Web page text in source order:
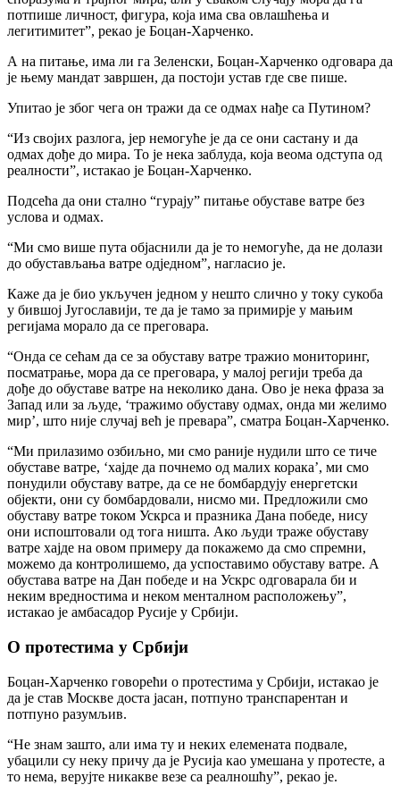
потпише личност, фигура, која има сва овлашћења и
легитимитет”, рекао је Боцан-Харченко.
А на питање, има ли га Зеленски, Боцан-Харченко одговара да
је њему мандат завршен, да постоји устав где све пише.
Упитао је због чега он тражи да се одмах нађе са Путином?
“Из својих разлога, јер немогуће је да се они састану и да
одмах дође до мира. То је нека заблуда, која веома одступа од
реалности”, истакао је Боцан-Харченко.
Подсећа да они стално “гурају” питање обуставе ватре без
услова и одмах.
“Ми смо више пута објаснили да је то немогуће, да не долази
до обустављања ватре одједном”, нагласио је.
Каже да је био укључен једном у нешто слично у току сукоба
у бившој Југославији, те да је тамо за примирје у мањим
регијама морало да се преговара.
“Онда се сећам да се за обуставу ватре тражио мониторинг,
посматрање, мора да се преговара, у малој регији треба да
дође до обуставе ватре на неколико дана. Ово је нека фраза за
Запад или за људе, ‘тражимо обуставу одмах, онда ми желимо
мир’, што није случај већ је превара”, сматра Боцан-Харченко.
“Ми прилазимо озбиљно, ми смо раније нудили што се тиче
обуставе ватре, ‘хајде да почнемо од малих корака’, ми смо
понудили обуставу ватре, да се не бомбардују енергетски
објекти, они су бомбардовали, нисмо ми. Предложили смо
обуставу ватре током Ускрса и празника Дана победе, нису
они испоштовали од тога ништа. Ако људи траже обуставу
ватре хајде на овом примеру да покажемо да смо спремни,
можемо да контролишемо, да успоставимо обуставу ватре. А
обустава ватре на Дан победе и на Ускрс одговарала би и
неким вредностима и неком менталном расположењу”,
истакао је амбасадор Русије у Србији.
О протестима у Србији
Боцан-Харченко говорећи о протестима у Србији, истакао је
да је став Москве доста јасан, потпуно транспарентан и
потпуно разумљив.
“Не знам зашто, али има ту и неких елемената подвале,
убацили су неку причу да је Русија као умешана у протесте, а
то нема, верујте никакве везе са реалношћу”, рекао је.